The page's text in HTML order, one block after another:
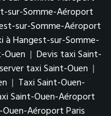
sur-Somme-Aéroport
sur-Somme-Aéroport
à Hangest-sur-Somme-
Ouen | Devis taxi Saint-
taxi Saint-Ouen |
| Taxi Saint-Ouen-
Saint-Ouen-Aéroport
Aéroport Paris